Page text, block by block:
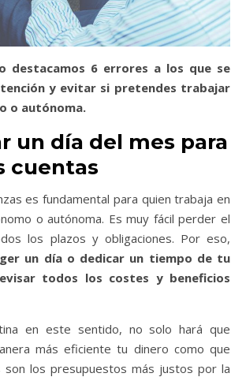
destacamos 6 errores a los que se
y evitar si pretendes trabajar
o autónoma.
un día del mes para
cuentas
es fundamental para quien trabaja en
o autónoma. Es muy fácil perder el
los plazos y obligaciones. Por eso,
un día o dedicar un tiempo de tu
todos los costes y beneficios
en este sentido, no solo hará que
más eficiente tu dinero como que
son los presupuestos más justos por la